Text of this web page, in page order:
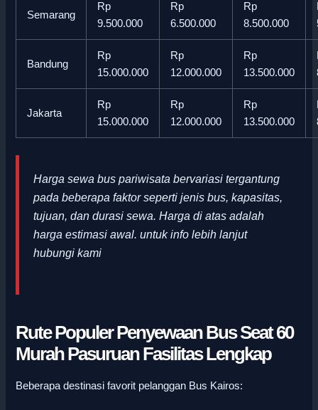
Semarang
Rp
9.500.000
Rp
6.500.000
Rp
8.500.000
Bandung
Rp
15.000.000
Rp
12.000.000
Rp
13.500.000
Jakarta
Rp
15.000.000
Rp
12.000.000
Rp
13.500.000
Harga sewa bus pariwisata bervariasi tergantung
pada beberapa faktor seperti jenis bus, kapasitas,
tujuan, dan durasi sewa. Harga di atas adalah
harga estimasi awal.untuk info lebih lanjut
hubungi kami
Rute Populer Penyewaan Bus Seat 60
Murah Pasuruan Fasilitas Lengkap
Beberapa destinasi favorit pelanggan Bus Kairos: